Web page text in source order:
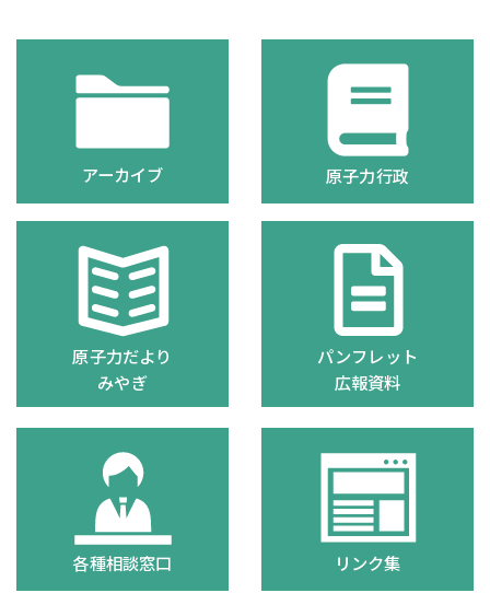
アーカイブ 原子力行政
原子力だより
みやぎ
パンフレット
広報資料
各種相談窓口 リンク集